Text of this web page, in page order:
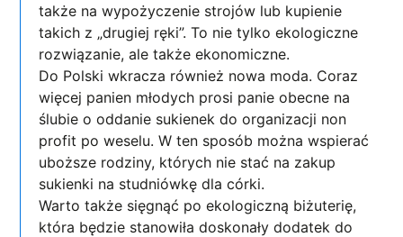
także na wypożyczenie strojów lub kupienie
takich z „drugiej ręki”. To nie tylko ekologiczne
rozwiązanie, ale także ekonomiczne.
Do Polski wkracza również nowa moda. Coraz
więcej panien młodych prosi panie obecne na
ślubie o oddanie sukienek do organizacji non
profit po weselu. W ten sposób można wspierać
uboższe rodziny, których nie stać na zakup
sukienki na studniówkę dla córki.
Warto także sięgnąć po ekologiczną biżuterię,
która będzie stanowiła doskonały dodatek do